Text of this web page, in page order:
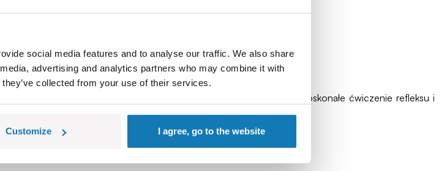
social media features and to analyse our traffic. We also share
advertising and analytics partners who may combine it with
collected from your use of their services.
Customize I agree, go to the website
łatwe, bo pająk cały czas się rusza i ciągle gubi nogi. Jest to doskonałe ćwiczenie refleksu i